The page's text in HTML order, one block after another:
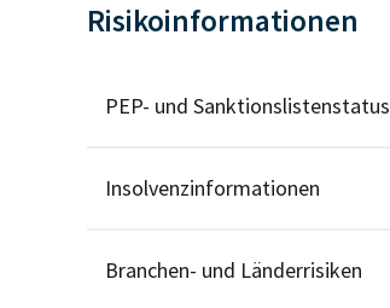
Risikoinformationen
PEP- und Sanktionslistenstatus
Insolvenzinformationen
Branchen- und Länderrisiken